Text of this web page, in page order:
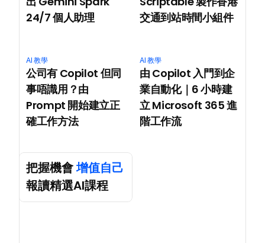
24/7 個人助理
交通到站時間小組件
AI 教學
公司有 Copilot 但同
事唔識用？由
Prompt 開始建立正
確工作方法
AI 教學
由 Copilot 入門到企
業自動化｜6 小時建
立 Microsoft 365 進
階工作流
把握機會 增值自己
報讀精選AI課程